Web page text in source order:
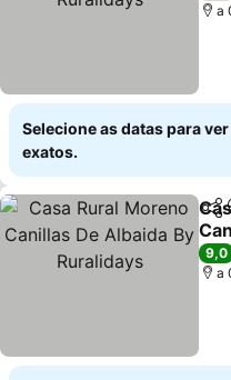
a
Selecione as datas para
exatos.
9,0
a